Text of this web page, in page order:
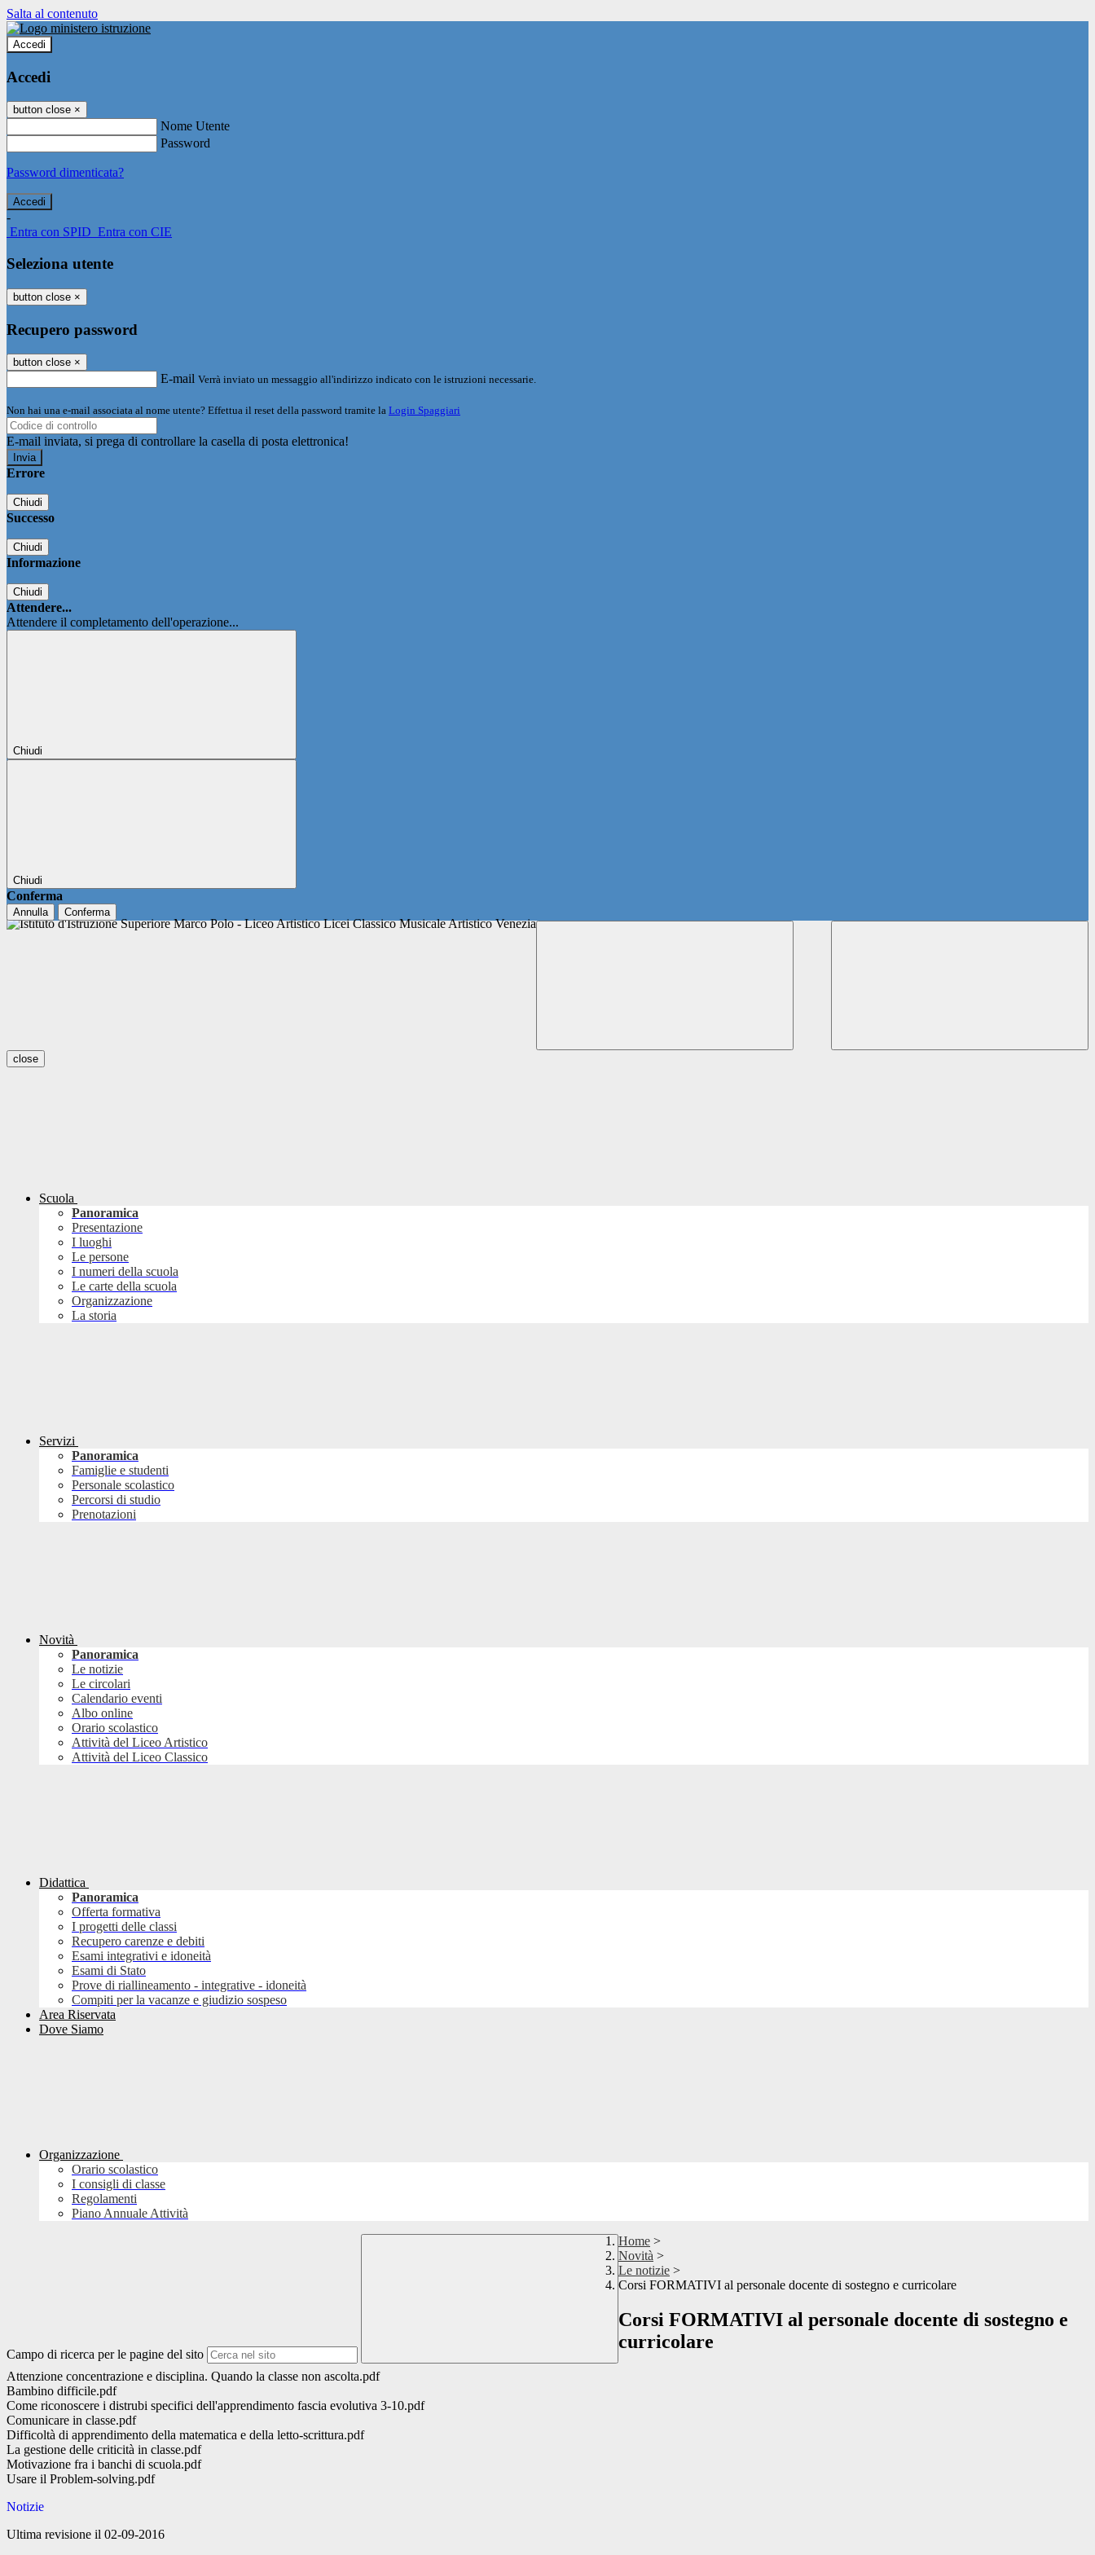
Salta al contenuto
Accedi
Accedi
button close ×
Nome Utente
Password
Password dimenticata?
-
Entra con SPID Entra con CIE
Seleziona utente
button close ×
Recupero password
button close ×
E-mail Verrà inviato un messaggio all'indirizzo indicato con le istruzioni necessarie.
Non hai una e-mail associata al nome utente? Effettua il reset della password tramite la Login Spaggiari
E-mail inviata, si prega di controllare la casella di posta elettronica!
Errore
Chiudi
Successo
Chiudi
Informazione
Chiudi
Attendere...
Attendere il completamento dell'operazione...
Chiudi
Chiudi
Conferma
Annulla Conferma
close
Scuola
Panoramica
Presentazione
I luoghi
Le persone
I numeri della scuola
Le carte della scuola
Organizzazione
La storia
Servizi
Panoramica
Famiglie e studenti
Personale scolastico
Percorsi di studio
Prenotazioni
Novità
Panoramica
Le notizie
Le circolari
Calendario eventi
Albo online
Orario scolastico
Attività del Liceo Artistico
Attività del Liceo Classico
Didattica
Panoramica
Offerta formativa
I progetti delle classi
Recupero carenze e debiti
Esami integrativi e idoneità
Esami di Stato
Prove di riallineamento - integrative - idoneità
Compiti per la vacanze e giudizio sospeso
Area Riservata
Dove Siamo
Organizzazione
Orario scolastico
I consigli di classe
Regolamenti
Piano Annuale Attività
Campo di ricerca per le pagine del sito
Home >
Novità >
Le notizie >
Corsi FORMATIVI al personale docente di sostegno e curricolare
Corsi FORMATIVI al personale docente di sostegno e
curricolare
Attenzione concentrazione e disciplina. Quando la classe non ascolta.pdf
Bambino difficile.pdf
Come riconoscere i distrubi specifici dell'apprendimento fascia evolutiva 3-10.pdf
Comunicare in classe.pdf
Difficoltà di apprendimento della matematica e della letto-scrittura.pdf
La gestione delle criticità in classe.pdf
Motivazione fra i banchi di scuola.pdf
Usare il Problem-solving.pdf
Notizie
Ultima revisione il 02-09-2016